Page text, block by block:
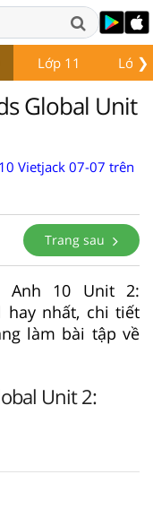
❯
Lớp 11 Lớp
Global Unit
Vietjack 07-07 trên
Trang sau
Anh 10 Unit 2:
hay nhất, chi tiết
làm bài tập về
Unit 2: